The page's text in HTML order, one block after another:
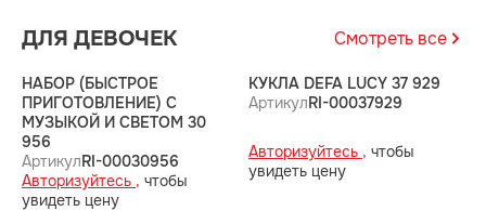
ДЛЯ ДЕВОЧЕК Смотреть все
НАБОР (БЫСТРОЕ
ПРИГОТОВЛЕНИЕ) С
МУЗЫКОЙ И СВЕТОМ 30
956
АртикулRI-00030956
Авторизуйтесь , чтобы
увидеть цену
КУКЛА DEFA LUCY 37 929
АртикулRI-00037929
Авторизуйтесь , чтобы
увидеть цену